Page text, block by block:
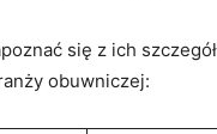
się z ich
obuwniczej: